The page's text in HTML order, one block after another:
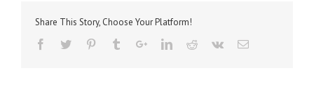
Share This Story, Choose Your Platform!